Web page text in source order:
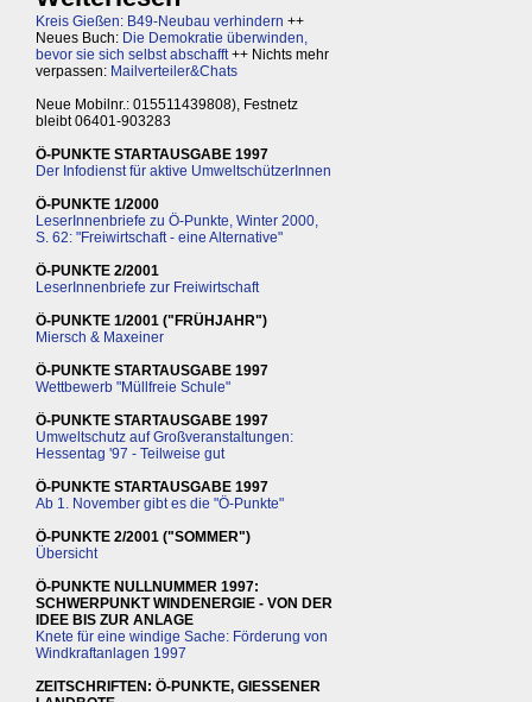
Kreis Gießen: B49-Neubau verhindern ++
Neues Buch: Die Demokratie überwinden,
bevor sie sich selbst abschafft++ Nichts mehr
verpassen: Mailverteiler&Chats
Neue Mobilnr.: 015511439808), Festnetz
bleibt 06401-903283
Ö-PUNKTE STARTAUSGABE 1997
Der Infodienst für aktive UmweltschützerInnen
Ö-PUNKTE 1/2000
LeserInnenbriefe zu Ö-Punkte, Winter 2000,
S. 62: "Freiwirtschaft - eine Alternative"
Ö-PUNKTE 2/2001
LeserInnenbriefe zur Freiwirtschaft
Ö-PUNKTE 1/2001 ("FRÜHJAHR")
Miersch & Maxeiner
Ö-PUNKTE STARTAUSGABE 1997
Wettbewerb "Müllfreie Schule"
Ö-PUNKTE STARTAUSGABE 1997
Umweltschutz auf Großveranstaltungen:
Hessentag '97 - Teilweise gut
Ö-PUNKTE STARTAUSGABE 1997
Ab 1. November gibt es die "Ö-Punkte"
Ö-PUNKTE 2/2001 ("SOMMER")
Übersicht
Ö-PUNKTE NULLNUMMER 1997:
SCHWERPUNKT WINDENERGIE - VON DER
IDEE BIS ZUR ANLAGE
Knete für eine windige Sache: Förderung von
Windkraftanlagen 1997
ZEITSCHRIFTEN: Ö-PUNKTE, GIESSENER